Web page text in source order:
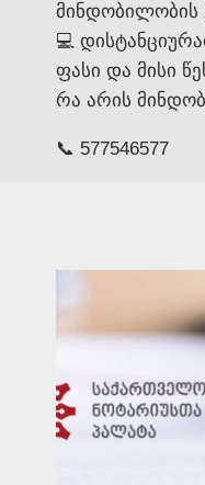
მინდობილობის
💻
ფასი და მისი
რა არის
📞 577546577